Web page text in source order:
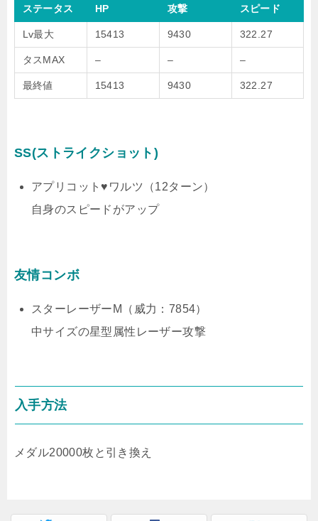
ステータス HP 攻撃 スピード
Lv最大 15413 9430 322.27
タスMAX – – –
最終値 15413 9430 322.27
SS(ストライクショット)
アプリコット♥ワルツ（12ターン）
自身のスピードがアップ
友情コンボ
スターレーザーM（威力：7854）
中サイズの星型属性レーザー攻撃
入手方法
メダル20000枚と引き換え